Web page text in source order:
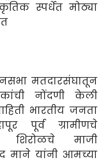
स्पर्धेत मोठ्या
मतदारसंघातून
नोंदणी केली
भारतीय जनता
पूर्व ग्रामीणचे
शिरोळचे माजी
माने यांनी आमच्या